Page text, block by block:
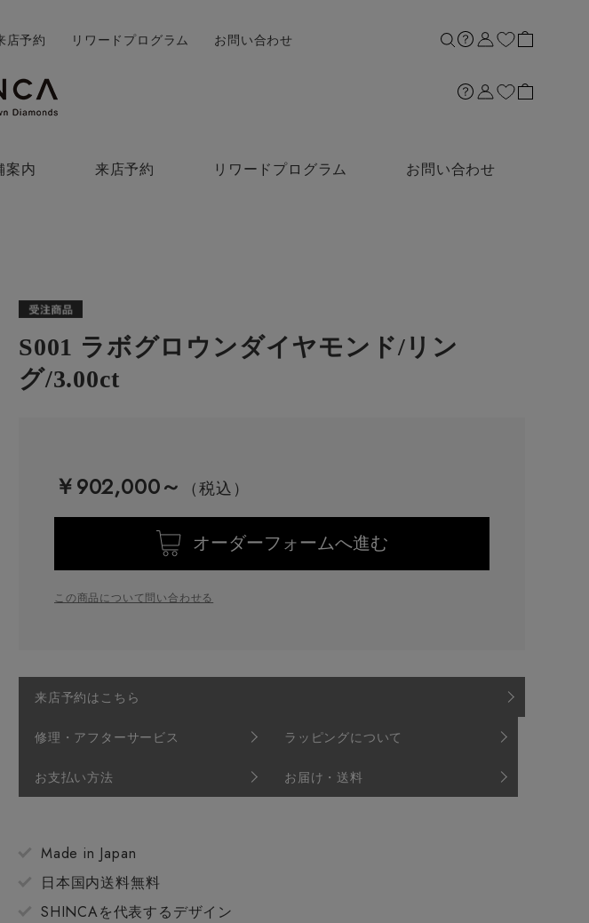
案内 来店予約 リワードプログラム お問い合わせ
店予約 リワードプログラム お問い合わせ
S001 ラボグロウンダイヤモンド/リン
グ/3.00ct
￥902,000～
オーダーフォームへ進む
この商品について問い合わせる
来店予約はこちら
修理・アフターサービス ラッピングについて
お支払い方法 お届け・送料
Made in Japan
日本国内送料無料
SHINCAを代表するデザイン